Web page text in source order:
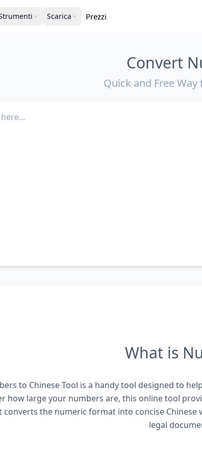
Scarica Prezzi
Convert
Quick and Free
What is
to Chinese Tool is a handy tool designed to
how large your numbers are, this online tool
converts the numeric format into concise
legal